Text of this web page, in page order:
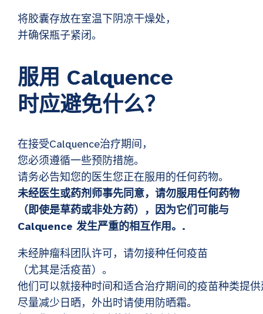
将胶囊存放在室温下阴凉干燥处，
并确保瓶子紧闭。
服用 Calquence
时应避免什么？
在接受Calquence治疗期间，
您必须遵循一些预防措施。
请务必告知您的医生您正在服用的任何药物。
未经医生或药剂师事先同意，请勿服用任何药物
（即使是草药或非处方药），因为它们可能与
Calquence 发生严重的相互作用。.
未经肿瘤科团队许可，请勿接种任何疫苗
（尤其是活疫苗）。
他们可以就接种时间和适合治疗期间的疫苗种类提
尽量减少日晒，外出时请使用防晒霜。